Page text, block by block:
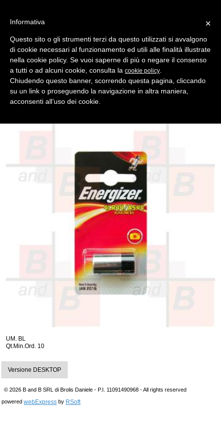
Indietro
PILE > DURACELL LITIO
pila energizer litio bl/1 q/10
Pila Blisterata --- Pila per Blister 1 --- Blister per Scatola 10 ---
UM. BL
Qt.Min.Ord. 10
Versione DESKTOP
© 2026 B and B SRL di Brolis Daniele - P.I. 11091490968 - All rights reserved
powered webExpress by RSoft
×
Informativa
Questo sito o gli strumenti terzi da questo utilizzati si avvalgono
di cookie necessari al funzionamento ed utili alle finalità illustrate
nella cookie policy. Se vuoi saperne di più o negare il consenso
a tutti o ad alcuni cookie, consulta la cookie policy
Chiudendo questo banner, scorrendo questa pagina, cliccando
su un link o proseguendo la navigazione in altra maniera,
acconsenti all’uso dei cookie.